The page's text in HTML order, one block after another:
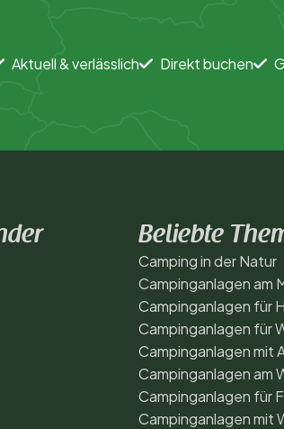
Aktuell & verlässlich Direkt buchen
Beliebte
Camping in der Natur
Campinganlagen am
Campinganlagen für
Campinganlagen für
Campinganlagen mit
Campinganlagen am
Campinganlagen für
Campinganlagen mit